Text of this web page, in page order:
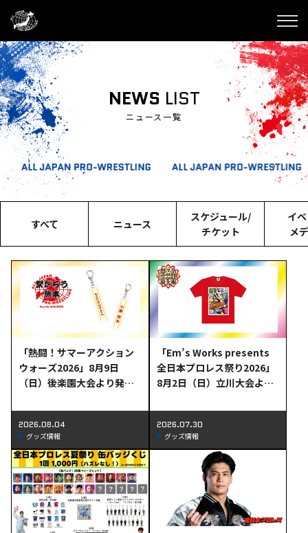
NEWS LIST
ニュース一覧
すべて ニュース
スケジュール/
チケット
イ
メ
「熱闘！サマーアクション
ウォーズ2026」8月9日
（日）後楽園大会より発売
2026.08.04
グッズ情報
「Em’s Works presents
全日本プロレス祭り2026」
8月2日（日）立川大会より
2026.07.30
グッズ情報